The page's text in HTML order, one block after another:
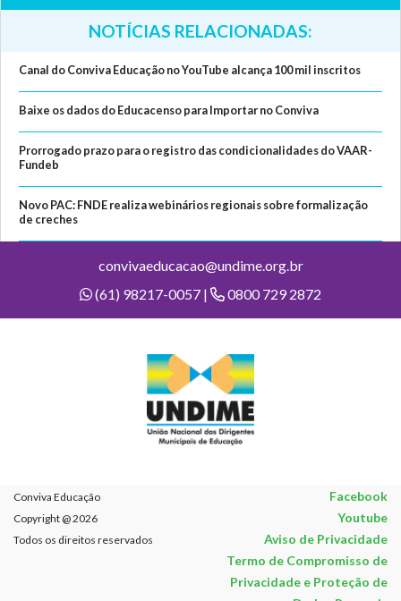
NOTÍCIAS RELACIONADAS:
Canal do Conviva Educação no YouTube alcança 100 mil inscritos
Baixe os dados do Educacenso para Importar no Conviva
Prorrogado prazo para o registro das condicionalidades do VAAR-
Fundeb
Novo PAC: FNDE realiza webinários regionais sobre formalização
de creches
convivaeducacao@undime.org.br
(61) 98217-0057 |
0800 729 2872
Conviva Educação Facebook
Copyright @ 2026 Youtube
Todos os direitos reservados
Aviso de Privacidade
Termo de Compromisso de
Privacidade e Proteção de